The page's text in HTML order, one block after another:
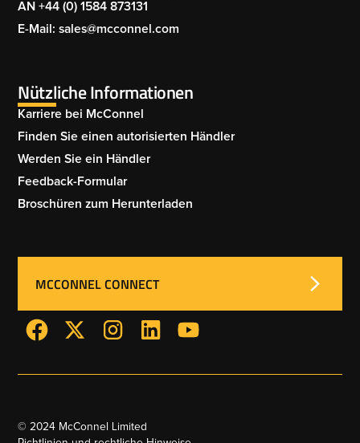
AN +44 (0) 1584 873131
E-Mail: sales@mcconnel.com
Nützliche Informationen
Karriere bei McConnel
Finden Sie einen autorisierten Händler
Werden Sie ein Händler
Feedback-Formular
Broschüren zum Herunterladen
MCCONNEL CONNECT
© 2024 McConnel Limited